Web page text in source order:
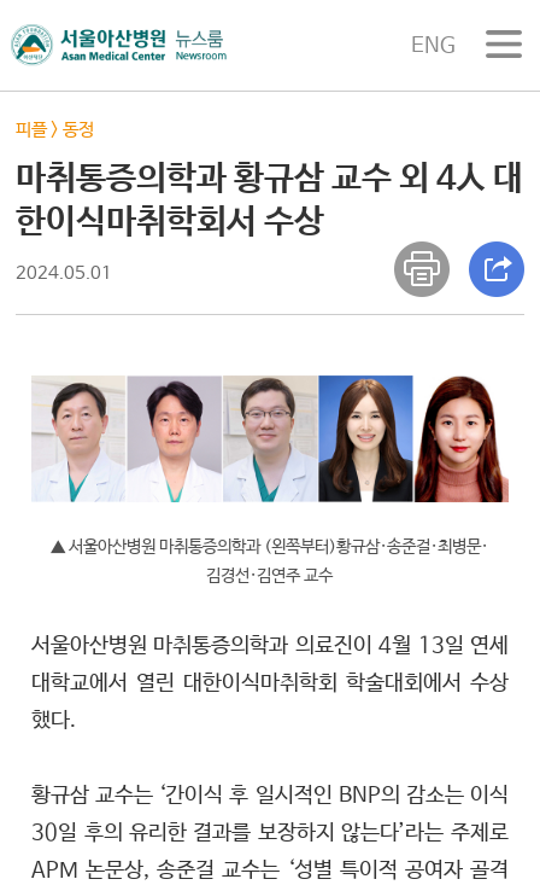
ENG
피플>동정
마취통증의학과 황규삼 교수 외 4人 대
한이식마취학회서 수상
2024.05.01
▲ 서울아산병원 마취통증의학과 (왼쪽부터)황규삼·송준걸·최병문·
김경선·김연주 교수
서울아산병원 마취통증의학과 의료진이 4월 13일 연세
대학교에서 열린 대한이식마취학회 학술대회에서 수상
했다.
황규삼 교수는 ‘간이식 후 일시적인 BNP의 감소는 이식
30일 후의 유리한 결과를 보장하지 않는다’라는 주제로
APM 논문상, 송준걸 교수는 ‘성별 특이적 공여자 골격